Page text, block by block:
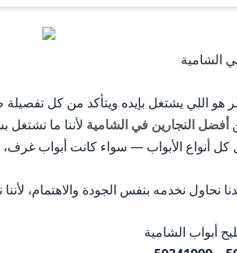
الشامية
هو اللي يشتغل بإيده ويتأكد من كل
أفضل النجارين في الشامية لأننا ما
كل أنواع الأبواب — سواء كانت أبواب
نحاول نخدمه بنفس الجودة والاهتمام،
أبواب الشامية